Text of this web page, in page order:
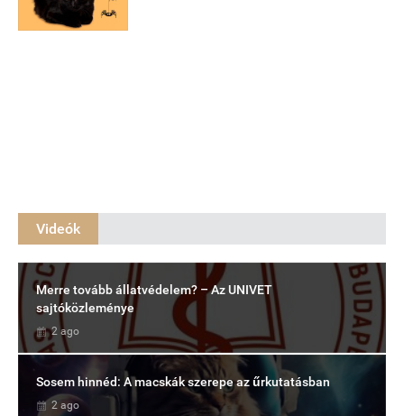
Videók
Merre tovább állatvédelem? – Az UNIVET
sajtóközleménye
2 ago
Sosem hinnéd: A macskák szerepe az űrkutatásban
2 ago